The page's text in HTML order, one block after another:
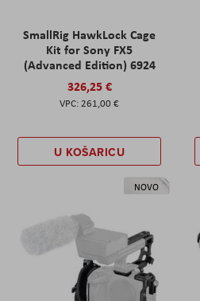
SmallRig HawkLock Cage
Kit for Sony FX5
(Advanced Edition) 6924
326,25 €
261,00 €
U KOŠARICU
NOVO